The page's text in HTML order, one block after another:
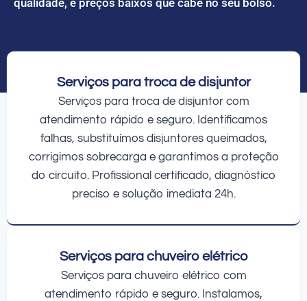
Serviços para troca de disjuntor
Serviços para troca de disjuntor com
atendimento rápido e seguro. Identificamos
falhas, substituímos disjuntores queimados,
corrigimos sobrecarga e garantimos a proteção
do circuito. Profissional certificado, diagnóstico
preciso e solução imediata 24h.
Serviços para chuveiro elétrico
Serviços para chuveiro elétrico com
atendimento rápido e seguro. Instalamos,